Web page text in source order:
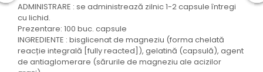
ADMINISTRARE : se administrează zilnic 1-2 capsule întregi
cu lichid.
Prezentare: 100 buc. capsule
INGREDIENTE : bisglicenat de magneziu (forma chelată
reacție integrală [fully reacted]), gelatină (capsulă), agent
de antiaglomerare (sărurile de magneziu ale acizilor